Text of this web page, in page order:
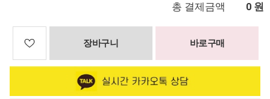
총 결제금액 0 원
장바구니 바로구매